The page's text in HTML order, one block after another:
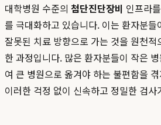
대학병원 수준의 첨단진단장비 인프라
를 극대화하고 있습니다. 이는 환자분
잘못된 치료 방향으로 가는 것을 원천
한 과정입니다. 많은 환자분들이 작은
여 큰 병원으로 옮겨야 하는 불편함을
이러한 걱정 없이 신속하고 정밀한 검사